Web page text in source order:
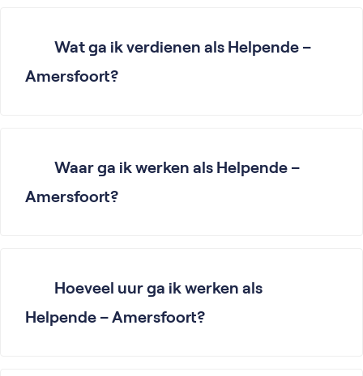
Wat ga ik verdienen als Helpende –
Amersfoort?
Waar ga ik werken als Helpende –
Amersfoort?
Hoeveel uur ga ik werken als
Helpende – Amersfoort?